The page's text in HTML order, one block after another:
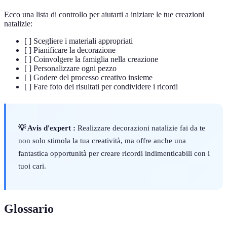
Ecco una lista di controllo per aiutarti a iniziare le tue creazioni
natalizie:
[ ] Scegliere i materiali appropriati
[ ] Pianificare la decorazione
[ ] Coinvolgere la famiglia nella creazione
[ ] Personalizzare ogni pezzo
[ ] Godere del processo creativo insieme
[ ] Fare foto dei risultati per condividere i ricordi
💡 Avis d'expert : Realizzare decorazioni natalizie fai da te
non solo stimola la tua creatività, ma offre anche una
fantastica opportunità per creare ricordi indimenticabili con i
tuoi cari.
Glossario